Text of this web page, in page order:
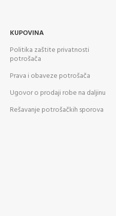
KUPOVINA
Politika zaštite privatnosti
potrošača
Prava i obaveze potrošača
Ugovor o prodaji robe na daljinu
Rešavanje potrošačkih sporova